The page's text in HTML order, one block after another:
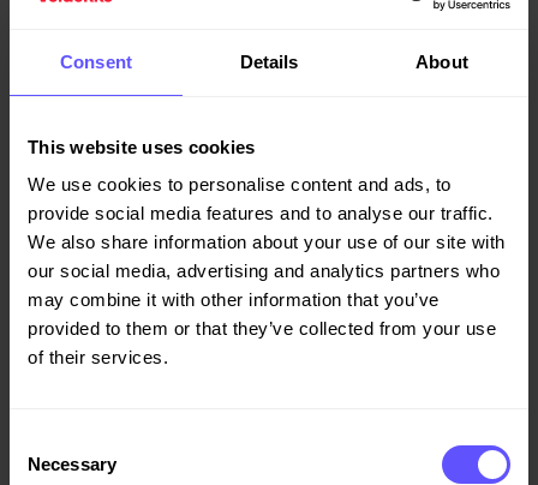
Consent Details About
This website uses cookies
We use cookies to personalise content and ads, to
provide social media features and to analyse our traffic.
We also share information about your use of our site with
our social media, advertising and analytics partners who
may combine it with other information that you’ve
provided to them or that they’ve collected from your use
of their services.
Selection
Necessary
Veidekke och Trafikverket minskar klimatpåverkan
i bro- och motorvägsprojekt
Veidekke bygger om två motorvägsetapper av E20 förbi
Mariestad på uppdrag av Trafikverket. Tack vare smartare
och mer hållbara lösningar minskar projektet
klimatpåverkan betydligt jämfört med planerat.